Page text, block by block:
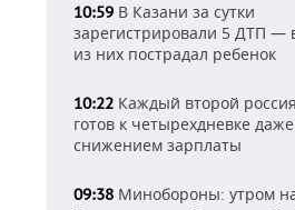
10:59 В Казани за сутки
зарегистрировали 5 ДТП —
из них пострадал ребенок
10:22 Каждый второй
готов к четырехдневке
снижением зарплаты
09:38 Минобороны: утром